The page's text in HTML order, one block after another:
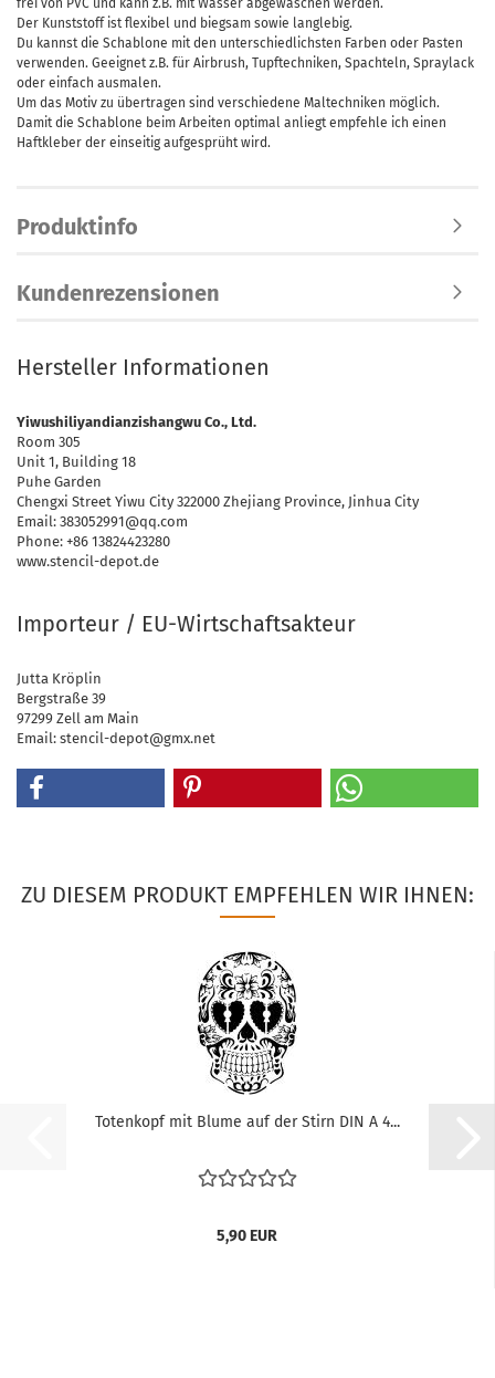
frei von PVC und kann z.B. mit Wasser abgewaschen werden.
Der Kunststoff ist flexibel und biegsam sowie langlebig.
Du kannst die Schablone mit den unterschiedlichsten Farben oder Pasten
verwenden. Geeignet z.B. für Airbrush, Tupftechniken, Spachteln, Spraylack
oder einfach ausmalen.
Um das Motiv zu übertragen sind verschiedene Maltechniken möglich.
Damit die Schablone beim Arbeiten optimal anliegt empfehle ich einen
Haftkleber der einseitig aufgesprüht wird.
Produktinfo
Kundenrezensionen
Hersteller Informationen
Yiwushiliyandianzishangwu Co., Ltd.
Room 305
Unit 1, Building 18
Puhe Garden
Chengxi Street Yiwu City 322000 Zhejiang Province, Jinhua City
Email: 383052991@qq.com
Phone: +86 13824423280
www.stencil-depot.de
Importeur / EU-Wirtschaftsakteur
Jutta Kröplin
Bergstraße 39
97299 Zell am Main
Email: stencil-depot@gmx.net
ZU DIESEM PRODUKT EMPFEHLEN WIR IHNEN:
Totenkopf mit Blume auf der Stirn DIN A 4...
5,90 EUR